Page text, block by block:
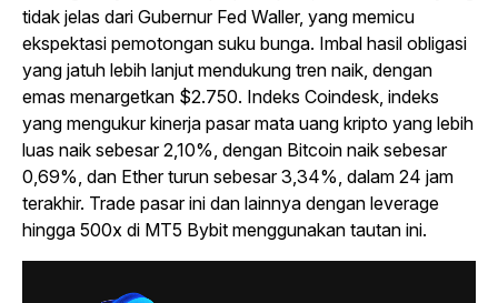
tidak jelas dari Gubernur Fed Waller, yang memicu
ekspektasi pemotongan suku bunga. Imbal hasil obligasi
yang jatuh lebih lanjut mendukung tren naik, dengan
emas menargetkan $2.750. Indeks Coindesk, indeks
yang mengukur kinerja pasar mata uang kripto yang lebih
luas naik sebesar 2,10%, dengan Bitcoin naik sebesar
0,69%, dan Ether turun sebesar 3,34%, dalam 24 jam
terakhir. Trade pasar ini dan lainnya dengan leverage
hingga 500x di MT5 Bybit menggunakan tautan ini.